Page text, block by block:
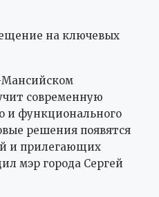
на ключевых
современную
и функционального
решения появятся
и прилегающих
мэр города Сергей